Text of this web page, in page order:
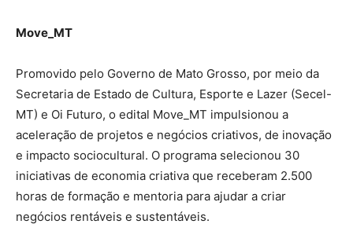
Move_MT
Promovido pelo Governo de Mato Grosso, por meio da
Secretaria de Estado de Cultura, Esporte e Lazer (Secel-
MT) e Oi Futuro, o edital Move_MT impulsionou a
aceleração de projetos e negócios criativos, de inovação
e impacto sociocultural. O programa selecionou 30
iniciativas de economia criativa que receberam 2.500
horas de formação e mentoria para ajudar a criar
negócios rentáveis e sustentáveis.